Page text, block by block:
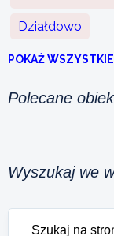
Działdowo
POKAŻ WSZYSTKIE
Polecane
Wyszukaj we